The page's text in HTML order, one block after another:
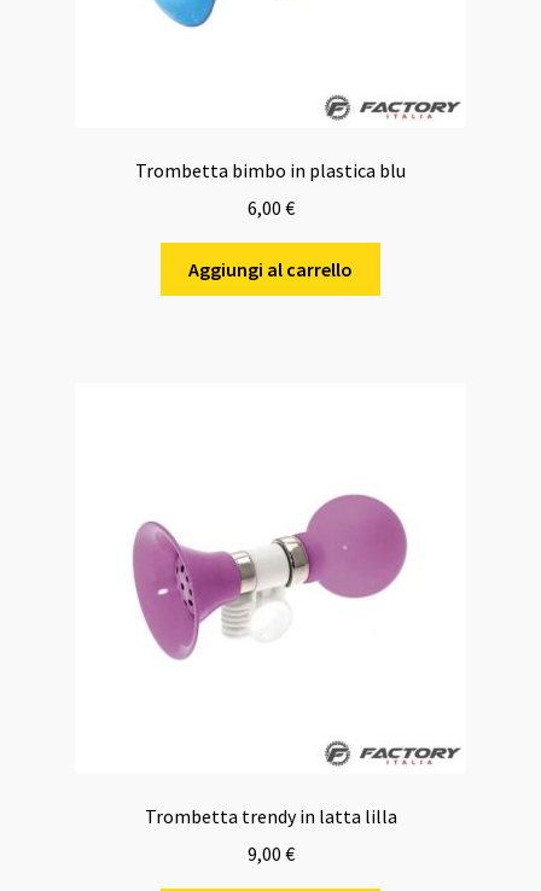
Trombetta bimbo in plastica blu
6,00 €
Aggiungi al carrello
Trombetta trendy in latta lilla
9,00 €